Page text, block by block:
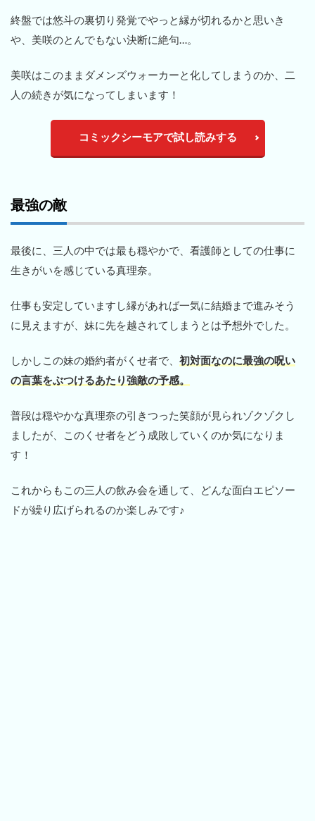
終盤では悠斗の裏切り発覚でやっと縁が切れるかと思いき
や、美咲のとんでもない決断に絶句…。
美咲はこのままダメンズウォーカーと化してしまうのか、二
人の続きが気になってしまいます！
コミックシーモアで試し読みする
最強の敵
最後に、三人の中では最も穏やかで、看護師としての仕事に
生きがいを感じている真理奈。
仕事も安定していますし縁があれば一気に結婚まで進みそう
に見えますが、妹に先を越されてしまうとは予想外でした。
しかしこの妹の婚約者がくせ者で、 初対面なのに最強の呪い
の言葉をぶつけるあたり強敵の予感。
普段は穏やかな真理奈の引きつった笑顔が見られゾクゾクし
ましたが、このくせ者をどう成敗していくのか気になりま
す！
これからもこの三人の飲み会を通して、どんな面白エピソー
ドが繰り広げられるのか楽しみです♪